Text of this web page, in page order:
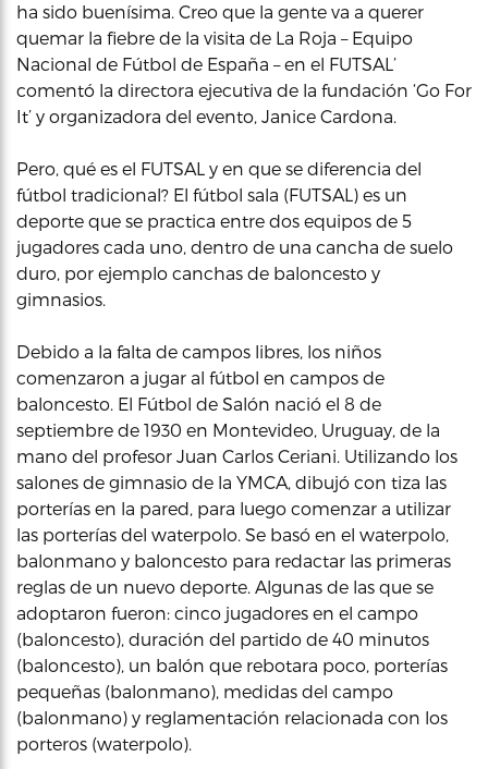
ha sido buenísima. Creo que la gente va a querer
quemar la fiebre de la visita de La Roja – Equipo
Nacional de Fútbol de España – en el FUTSAL’
comentó la directora ejecutiva de la fundación ‘Go For
It’ y organizadora del evento, Janice Cardona.
Pero, qué es el FUTSAL y en que se diferencia del
fútbol tradicional? El fútbol sala (FUTSAL) es un
deporte que se practica entre dos equipos de 5
jugadores cada uno, dentro de una cancha de suelo
duro, por ejemplo canchas de baloncesto y
gimnasios.
Debido a la falta de campos libres, los niños
comenzaron a jugar al fútbol en campos de
baloncesto. El Fútbol de Salón nació el 8 de
septiembre de 1930 en Montevideo, Uruguay, de la
mano del profesor Juan Carlos Ceriani. Utilizando los
salones de gimnasio de la YMCA, dibujó con tiza las
porterías en la pared, para luego comenzar a utilizar
las porterías del waterpolo. Se basó en el waterpolo,
balonmano y baloncesto para redactar las primeras
reglas de un nuevo deporte. Algunas de las que se
adoptaron fueron: cinco jugadores en el campo
(baloncesto), duración del partido de 40 minutos
(baloncesto), un balón que rebotara poco, porterías
pequeñas (balonmano), medidas del campo
(balonmano) y reglamentación relacionada con los
porteros (waterpolo).